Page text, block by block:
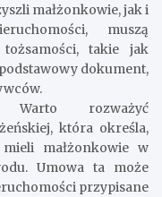
małżonkowie, jak i
muszą
takie jak
dokument,
rozważyć
która określa,
małżonkowie w
Umowa ta może
przypisane